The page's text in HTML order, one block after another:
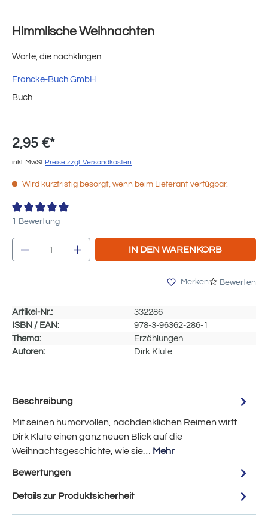
Himmlische Weihnachten
Worte, die nachklingen
Francke-Buch GmbH
Buch
2,95 €*
inkl. MwSt Preise zzgl. Versandkosten
Wird kurzfristig besorgt, wenn beim Lieferant verfügbar.
Durchschnittliche Bewertung von 2 von 5 Sternen
1 Bewertung
Produkt Anzahl: Gib den gewünschten
IN DEN WARENKORB
Merken Bewerten
Artikel-Nr.:
332286
ISBN / EAN:
978-3-96362-286-1
Thema:
Erzählungen
Autoren:
Dirk Klute
Beschreibung
Mit seinen humorvollen, nachdenklichen Reimen wirft
Dirk Klute einen ganz neuen Blick auf die
Weihnachtsgeschichte, wie sie… Mehr
Bewertungen
Details zur Produktsicherheit